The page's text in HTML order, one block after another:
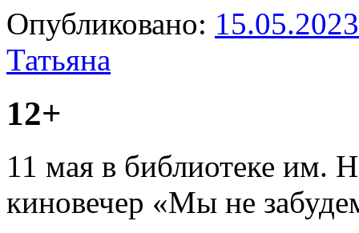
Опубликовано: 15.05.2023
Татьяна
12+
11 мая в библиотеке им.
киновечер «Мы не